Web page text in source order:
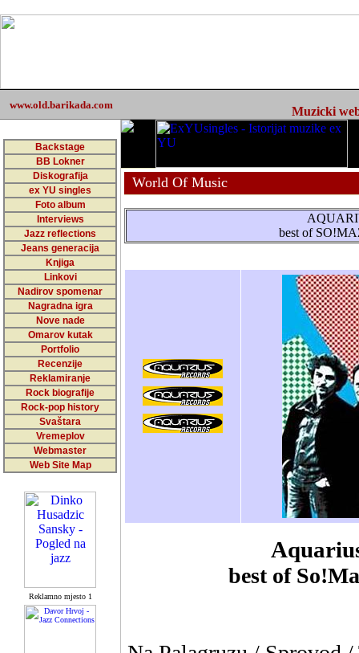
www.old.barikada.com Muzicki
Backstage
BB Lokner
Diskografija
ex YU singles
Foto album
Interviews
Jazz reflections
Jeans generacija
Knjiga
Linkovi
Nadirov spomenar
Nagradna igra
Nove nade
Omarov kutak
Portfolio
Recenzije
Reklamiranje
Rock biografije
Rock-pop history
Svaštara
Vremeplov
Webmaster
Web Site Map
Reklamno mjesto 1
World Of Music
best of
best of